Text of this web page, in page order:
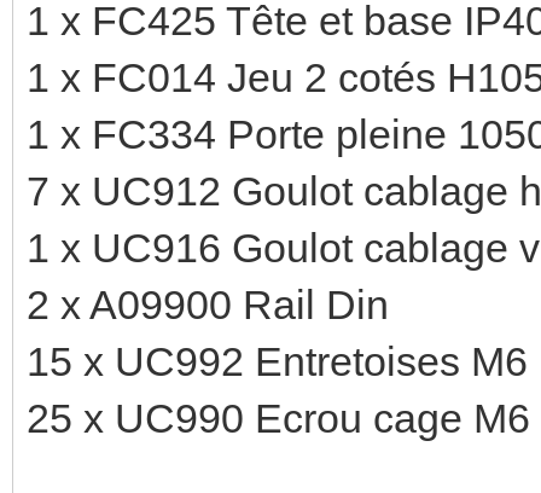
1 x FC425 Tête et base
1 x FC014 Jeu 2 cotés
1 x FC334 Porte pleine
7 x UC912 Goulot cablage
1 x UC916 Goulot cablage
2 x A09900 Rail Din
15 x UC992 Entretoises M6
25 x UC990 Ecrou cage M6